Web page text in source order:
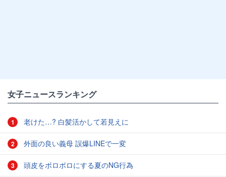
女子ニュースランキング
1 老けた…? 白髪活かして若見えに
2 外面の良い義母 誤爆LINEで一変
3 頭皮をボロボロにする夏のNG行為